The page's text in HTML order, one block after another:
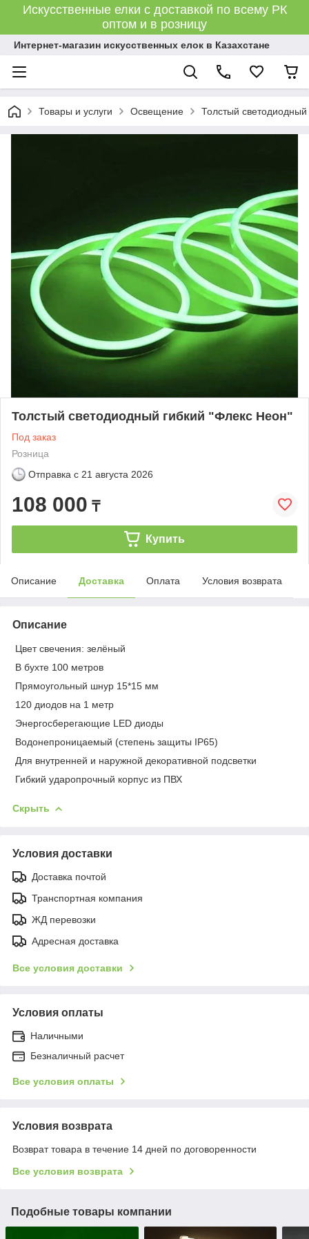
Искусственные елки с доставкой по всему РК
оптом и в розницу
Интернет-магазин искусственных елок в Казахстане
Товары и услуги Освещение Толстый
Толстый светодиодный гибкий "Флекс Неон"
Под заказ
Розница
Отправка с 21 августа 2026
108 000 ₸
Купить
Описание Доставка Оплата Условия возврата
Описание
Цвет свечения: зелёный
В бухте 100 метров
Прямоугольный шнур 15*15 мм
120 диодов на 1 метр
Энергосберегающие LED диоды
Водонепроницаемый (степень защиты IP65)
Для внутренней и наружной декоративной подсветки
Гибкий ударопрочный корпус из ПВХ
Скрыть
Условия доставки
Доставка почтой
Транспортная компания
ЖД перевозки
Адресная доставка
Все условия доставки
Условия оплаты
Наличными
Безналичный расчет
Все условия оплаты
Условия возврата
Возврат товара в течение 14 дней по договоренности
Все условия возврата
Подобные товары компании